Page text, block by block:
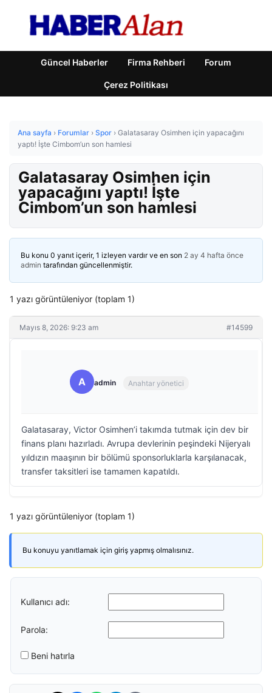
Güncel Haberler Firma Rehberi Forum
Çerez Politikası
Ana sayfa › Forumlar › Spor › Galatasaray Osimhen için yapacağını
yaptı! İşte Cimbom’un son hamlesi
Galatasaray Osimhen için
yapacağını yaptı! İşte
Cimbom’un son hamlesi
Bu konu 0 yanıt içerir, 1 izleyen vardır ve en son 2 ay 4 hafta önce
admin tarafından güncellenmiştir.
1 yazı görüntüleniyor (toplam 1)
Mayıs 8, 2026: 9:23 am #14599
A admin Anahtar yönetici
Galatasaray, Victor Osimhen’i takımda tutmak için dev bir
finans planı hazırladı. Avrupa devlerinin peşindeki Nijeryalı
yıldızın maaşının bir bölümü sponsorluklarla karşılanacak,
transfer taksitleri ise tamamen kapatıldı.
1 yazı görüntüleniyor (toplam 1)
Bu konuyu yanıtlamak için giriş yapmış olmalısınız.
Kullanıcı adı:
Parola:
Beni hatırla